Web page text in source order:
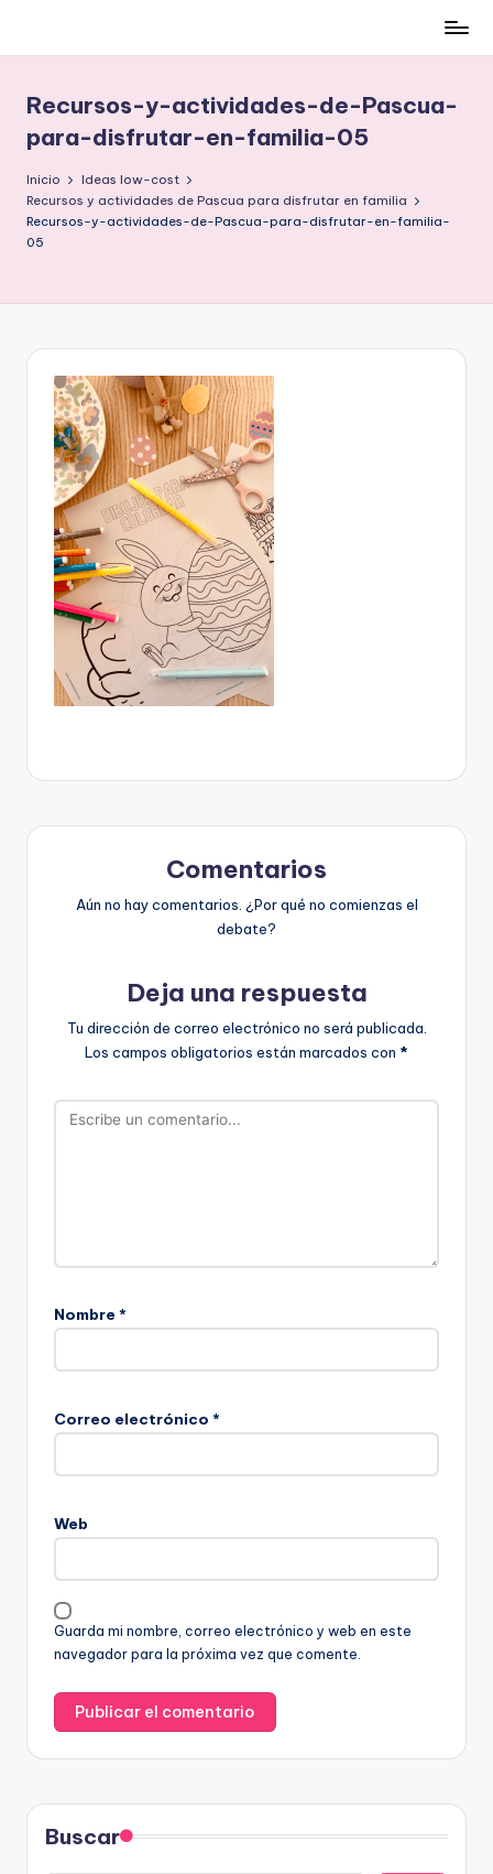
contenido
low-
cost
y
morir
en
el
Recursos-y-actividades-de-Pascua-
para-disfrutar-en-familia-05
Inicio
Ideas low-cost
Recursos y actividades de Pascua para disfrutar en familia
Recursos-y-actividades-de-Pascua-para-disfrutar-en-familia-
05
Comentarios
Aún no hay comentarios. ¿Por qué no comienzas el
debate?
Deja una respuesta
Tu dirección de correo electrónico no será publicada.
Los campos obligatorios están marcados con *
Nombre *
Correo electrónico *
Web
Guarda mi nombre, correo electrónico y web en este
navegador para la próxima vez que comente.
Buscar